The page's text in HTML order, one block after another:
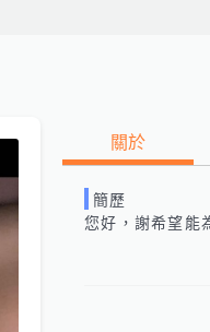
關於
簡歷
您好， 謝希望能